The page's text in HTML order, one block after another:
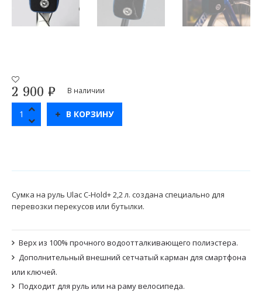
2 900 ₽ В наличии
В КОРЗИНУ
Сумка на руль Ulac C-Hold+ 2,2 л. создана специально для
перевозки перекусов или бутылки.
Верх из 100% прочного водоотталкивающего полиэстера.
Дополнительный внешний сетчатый карман для смартфона
или ключей.
Подходит для руль или на раму велосипеда.